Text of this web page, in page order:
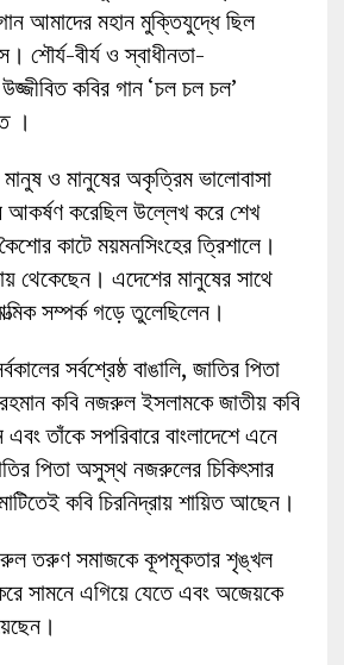
আমাদের মহান মুক্তিযুদ্ধে ছিল
শৌর্য-বীর্য ও স্বাধীনতা-
কবির গান ‘চল চল চল’
।
মানুষ ও মানুষের অকৃত্রিম ভালোবাসা
করেছিল উল্লেখ করে শেখ
কাটে ময়মনসিংহের ত্রিশালে।
থেকেছেন। এদেশের মানুষের সাথে
সম্পর্ক গড়ে তুলেছিলেন।
সর্বশ্রেষ্ঠ বাঙালি, জাতির পিতা
কবি নজরুল ইসলামকে জাতীয় কবি
তাঁকে সপরিবারে বাংলাদেশে এনে
পিতা অসুস্থ নজরুলের চিকিৎসার
কবি চিরনিদ্রায় শায়িত আছেন।
তরুণ সমাজকে কূপমূকতার শৃঙ্খল
সামনে এগিয়ে যেতে এবং অজেয়কে